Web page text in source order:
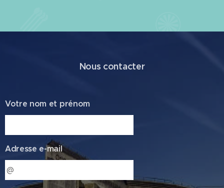
Nous contacter
Votre nom et prénom
Adresse e-mail